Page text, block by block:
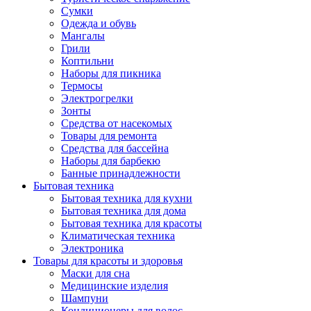
Сумки
Одежда и обувь
Мангалы
Грили
Коптильни
Наборы для пикника
Термосы
Электрогрелки
Зонты
Средства от насекомых
Товары для ремонта
Средства для бассейна
Наборы для барбекю
Банные принадлежности
Бытовая техника
Бытовая техника для кухни
Бытовая техника для дома
Бытовая техника для красоты
Климатическая техника
Электроника
Товары для красоты и здоровья
Маски для сна
Медицинские изделия
Шампуни